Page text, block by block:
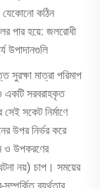
যেকোনো কঠিন
পার হয়ে: জলরোধী
উপাদানগুলি
মাত্রা পরিমাপ
একটি সরবরাহকৃত
সকেট নির্মাণে
উপর নির্ভর করে
ও উপকরণের
নয়) চাপ। সময়ের